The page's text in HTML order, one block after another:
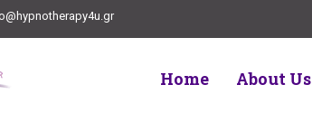
Home About Us